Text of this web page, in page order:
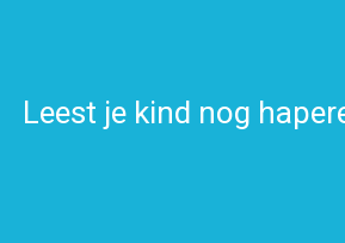
Leest je kind nog